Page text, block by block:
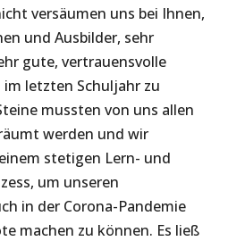
versäumen uns bei Ihnen,
und Ausbilder, sehr
gute, vertrauensvolle
letzten Schuljahr zu
mussten von uns allen
werden und wir
stetigen Lern- und
um unseren
in der Corona-Pandemie
machen zu können. Es ließ